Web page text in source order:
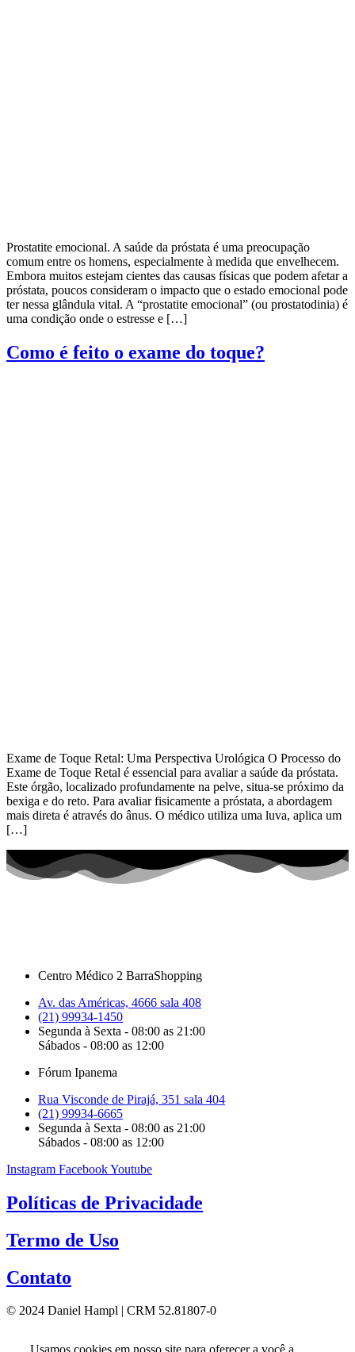
Prostatite emocional. A saúde da próstata é uma preocupação
comum entre os homens, especialmente à medida que envelhecem.
Embora muitos estejam cientes das causas físicas que podem afetar a
próstata, poucos consideram o impacto que o estado emocional pode
ter nessa glândula vital. A “prostatite emocional” (ou prostatodinia) é
uma condição onde o estresse e […]
Como é feito o exame do toque?
Exame de Toque Retal: Uma Perspectiva Urológica O Processo do
Exame de Toque Retal é essencial para avaliar a saúde da próstata.
Este órgão, localizado profundamente na pelve, situa-se próximo da
bexiga e do reto. Para avaliar fisicamente a próstata, a abordagem
mais direta é através do ânus. O médico utiliza uma luva, aplica um
[…]
Centro Médico 2 BarraShopping
Av. das Américas, 4666 sala 408
(21) 99934-1450
Segunda à Sexta - 08:00 as 21:00
Sábados - 08:00 as 12:00
Fórum Ipanema
Rua Visconde de Pirajá, 351 sala 404
(21) 99934-6665
Segunda à Sexta - 08:00 as 21:00
Sábados - 08:00 as 12:00
Instagram FacebookYoutube
Políticas de Privacidade
Termo de Uso
Contato
© 2024 Daniel Hampl | CRM 52.81807-0